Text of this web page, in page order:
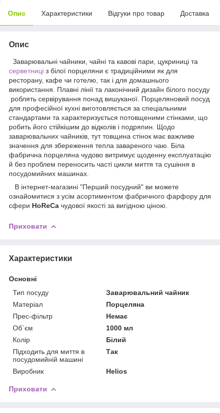
Опис Характеристики Відгуки про товар Доставка
Опис
Заварювальні чайники, чайні та кавові пари, цукриниці та
серветниці з білої порцеляни є традиційними як для
ресторану, кафе чи готелю, так і для домашнього
використання. Плавні лінії та лаконічний дизайн білого посуду
роблять сервірування понад вишуканої. Порцеляновий посуд
для професійної кухні виготовляється за спеціальними
стандартами та характеризується потовщеними стінками, що
робить його стійкішим до відколів і подряпин. Щодо
заварювальних чайників, тут товщина стінок має важливе
значення для збереження тепла завареного чаю. Біла
фабрична порцеляна чудово витримує щоденну експлуатацію
й без проблем переносить часті цикли миття та сушіння в
посудомийних машинах.
В інтернет-магазині "Перший посудний" ви можете
ознайомитися з усім асортиментом фабричного фарфору для
сфери HoReCa чудової якості за вигідною ціною.
Приховати
Характеристики
Основні
Тип посуду
Заварювальний чайник
Матеріал
Порцеляна
Прес-фільтр
Немає
Об`єм
1000 мл
Колір
Білий
Підходить для миття в
посудомийній машині
Так
Виробник Helios
Приховати